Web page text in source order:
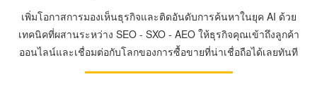
เพิ่มโอกาสการมองเห็นธุรกิจและติดอันดับการค้นหาในยุค AI ด้วย
เทคนิคที่ผสานระหว่าง SEO - SXO - AEO ให้ธุรกิจคุณเข้าถึงลูกค้า
ออนไลน์และเชื่อมต่อกับโลกของการซื้อขายที่น่าเชื่อถือได้เลยทันที